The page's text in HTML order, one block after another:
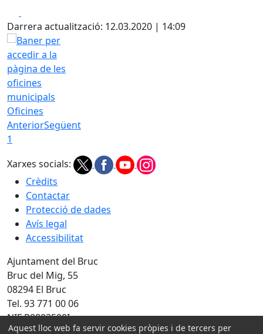
Darrera actualització: 12.03.2020 | 14:09
Oficines
AnteriorSegüent
1
Xarxes socials:
Crèdits
Contactar
Protecció de dades
Avís legal
Accessibilitat
Ajuntament del Bruc
Bruc del Mig, 55
08294 El Bruc
Tel. 93 771 00 06
NIF P0802500I
Aquest lloc web fa servir cookies pròpies i de tercers per